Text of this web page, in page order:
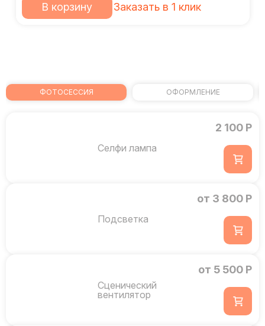
В корзину Заказать в 1 клик
ФОТОСЕССИЯ ОФОРМЛЕНИЕ
Селфи лампа
2 100 Р
Подсветка
от 3 800 Р
Сценический
вентилятор
от 5 500 Р